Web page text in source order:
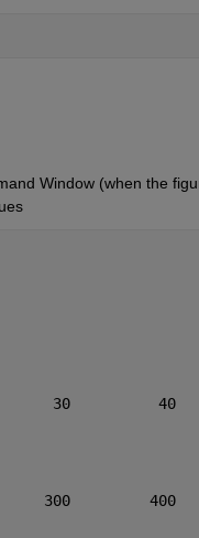
Window (when the
30          40
300         400